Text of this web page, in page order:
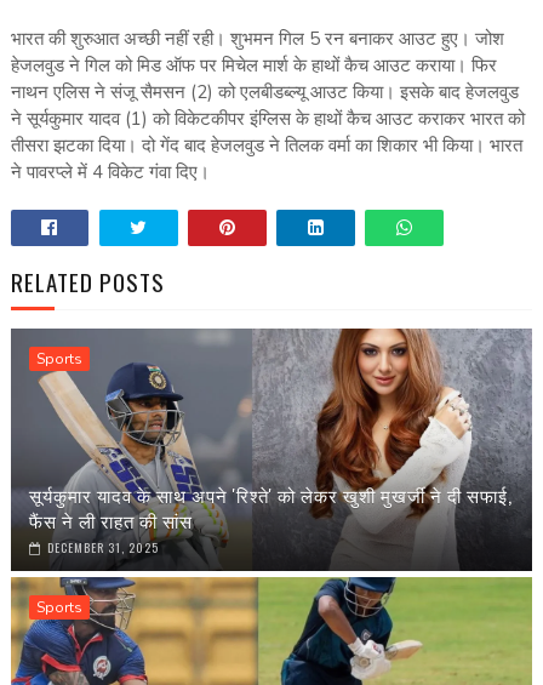
भारत की शुरुआत अच्‍छी नहीं रही। शुभमन गिल 5 रन बनाकर आउट हुए। जोश
हेजलवुड ने गिल को मिड ऑफ पर मिचेल मार्श के हाथों कैच आउट कराया। फिर
नाथन एलिस ने संजू सैमसन (2) को एलबीडब्‍ल्‍यू आउट किया। इसके बाद हेजलवुड
ने सूर्यकुमार यादव (1) को विकेटकीपर इंग्लिस के हाथों कैच आउट कराकर भारत को
तीसरा झटका दिया। दो गेंद बाद हेजलवुड ने तिलक वर्मा का शिकार भी किया। भारत
ने पावरप्‍ले में 4 विकेट गंवा दिए।
RELATED POSTS
Sports
सूर्यकुमार यादव के साथ अपने 'रिश्ते' को लेकर खुशी मुखर्जी ने दी सफाई,
फैंस ने ली राहत की सांस
DECEMBER 31, 2025
Sports